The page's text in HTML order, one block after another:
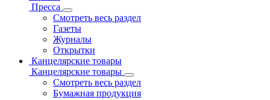
Пресса
Смотреть весь раздел
Газеты
Журналы
Открытки
Канцелярские товары
Канцелярские товары
Смотреть весь раздел
Бумажная продукция